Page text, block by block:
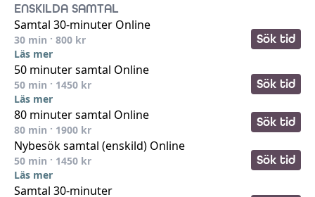
ENSKILDA SAMTAL
Samtal 30-minuter Online
30 min · 800 kr
Läs mer
Sök tid
50 minuter samtal Online
50 min · 1450 kr
Läs mer
Sök tid
80 minuter samtal Online
80 min · 1900 kr
Sök tid
Nybesök samtal (enskild) Online
50 min · 1450 kr
Läs mer
Sök tid
Samtal 30-minuter